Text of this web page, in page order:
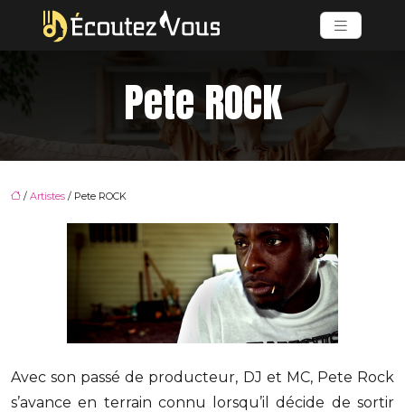
Pete ROCK
/ Artistes / Pete ROCK
Avec son passé de producteur, DJ et MC, Pete Rock
s’avance en terrain connu lorsqu’il décide de sortir